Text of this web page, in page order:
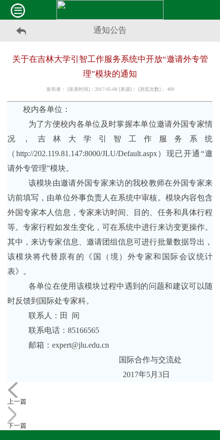
通知公告
关于在吉林大学引智工作服务系统中开放“邀请外专管
理”模块的通知
发布者： [发表时间]：2017-05-08 [来源]： [浏览次数]： 409
校内各单位：
为了方便校内各单位及时掌握本单位邀请外国专家情
况，吉林大学引智工作服务系统
（ http://202.119.81.147:8000/JLU/Default.aspx）现已开通“邀
请外专管理”模块。
该模块由邀请外国专家来访的我校教师在外国专家来
访前填写，由单位外事负责人在系统中审核。模块内容包含
外国专家本人信息，专家来访时间、目的、任务和具体行程
等。专家行程如发生变化，可在系统中进行来访变更操作。
其中，来访专家信息、邀请团组信息可进行批量数据导出，
该模块将代替原有的《国（境）外专家和国际会议统计
表》。
各单位在使用该模块过程中遇到的问题和建议可以随
时反馈到国际处专家科。
联系人：田
间
联系电话： 85166565
邮箱： expert@jlu.edu.cn
国际合作与交流处
2017年5月 3日
上一篇
下一篇